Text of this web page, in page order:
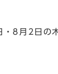
8月2日の